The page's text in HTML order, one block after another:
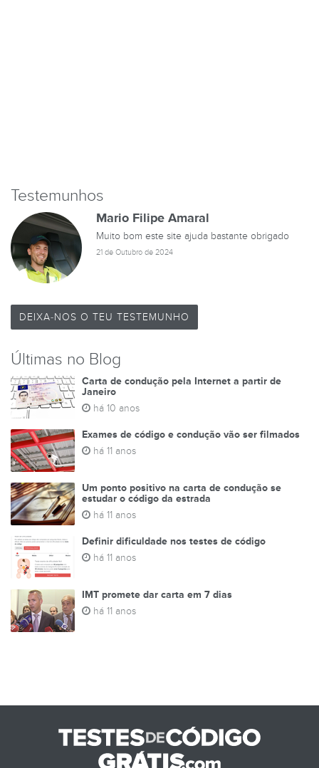
TESTES DE
Testemunhos
Mario Filipe Amaral
Muito bom este site ajuda bastante obrigado
21 de Outubro de 2024
DEIXA-NOS O TEU TESTEMUNHO
Últimas no Blog
Carta de condução pela Internet a partir de
Janeiro
há 10 anos
Exames de código e condução vão ser filmados
há 11 anos
Um ponto positivo na carta de condução se
estudar o código da estrada
há 11 anos
Definir dificuldade nos testes de código
há 11 anos
IMT promete dar carta em 7 dias
há 11 anos